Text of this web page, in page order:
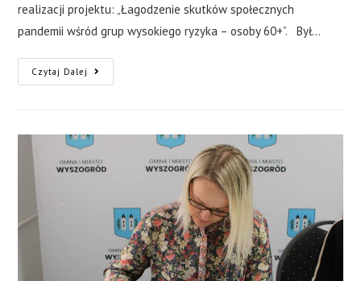
realizacji projektu: „Łagodzenie skutków społecznych
pandemii wśród grup wysokiego ryzyka – osoby 60+”. Był…
Czytaj Dalej